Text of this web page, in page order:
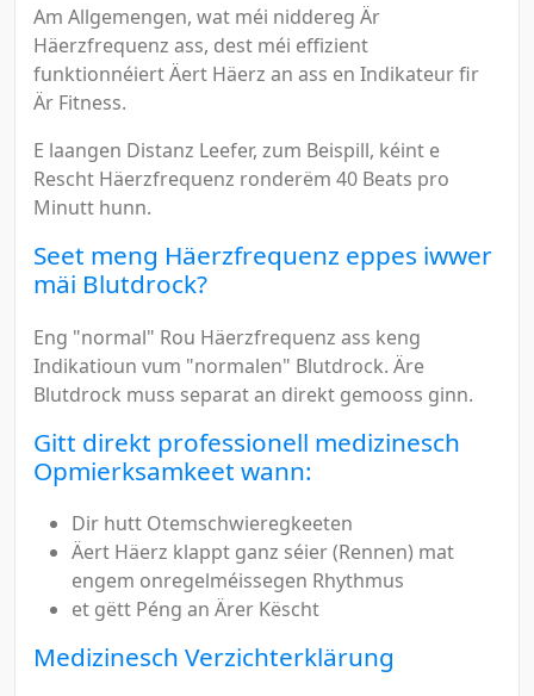
Am Allgemengen, wat méi niddereg Är
Häerzfrequenz ass, dest méi effizient
funktionnéiert Äert Häerz an ass en Indikateur fir
Är Fitness.
E laangen Distanz Leefer, zum Beispill, kéint e
Rescht Häerzfrequenz ronderëm 40 Beats pro
Minutt hunn.
Seet meng Häerzfrequenz eppes iwwer
mäi Blutdrock?
Eng "normal" Rou Häerzfrequenz ass keng
Indikatioun vum "normalen" Blutdrock. Äre
Blutdrock muss separat an direkt gemooss ginn.
Gitt direkt professionell medizinesch
Opmierksamkeet wann:
Dir hutt Otemschwieregkeeten
Äert Häerz klappt ganz séier (Rennen) mat
engem onregelméissegen Rhythmus
et gëtt Péng an Ärer Këscht
Medizinesch Verzichterklärung